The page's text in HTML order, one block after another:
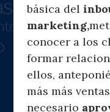
básica del
marketing,
conocer a los
formar
ellos,
más más
necesario